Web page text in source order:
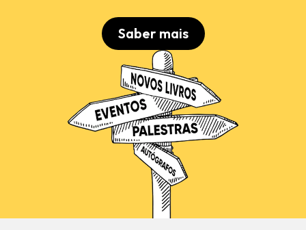
Saber mais